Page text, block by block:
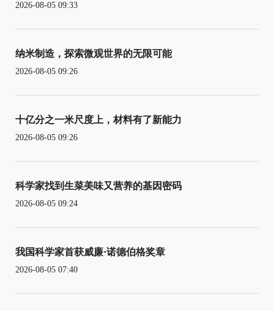
2026-08-05 09:33
纳米制造，探索微观世界的无限可能
2026-08-05 09:26
十亿分之一米尺度上，材料有了新能力
2026-08-05 09:26
科学家找到生菜美味又营养的基因密码
2026-08-05 09:24
我国科学家首获威廉·诺德伯格奖章
2026-08-05 07:40